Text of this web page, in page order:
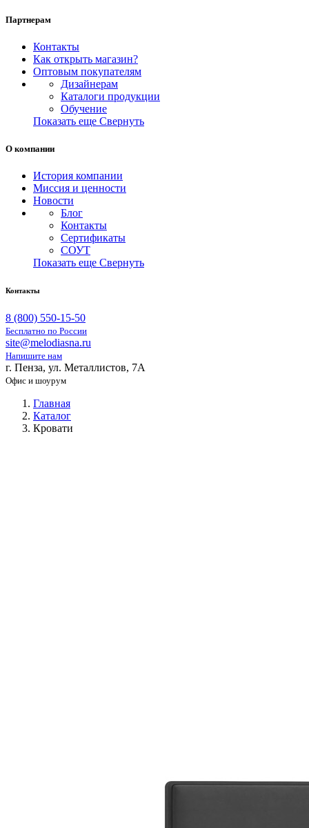
Партнерам
Контакты
Как открыть магазин?
Оптовым покупателям
Дизайнерам
Каталоги продукции
Обучение
Показать еще Свернуть
О компании
История компании
Миссия и ценности
Новости
Блог
Контакты
Сертификаты
СОУТ
Показать еще Свернуть
Контакты
8 (800) 550-15-50
Бесплатно по России
site@melodiasna.ru
Напишите нам
г. Пенза, ул. Металлистов, 7А
Офис и шоурум
Главная
Каталог
Кровати